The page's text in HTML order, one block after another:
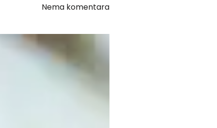
Nema komentara